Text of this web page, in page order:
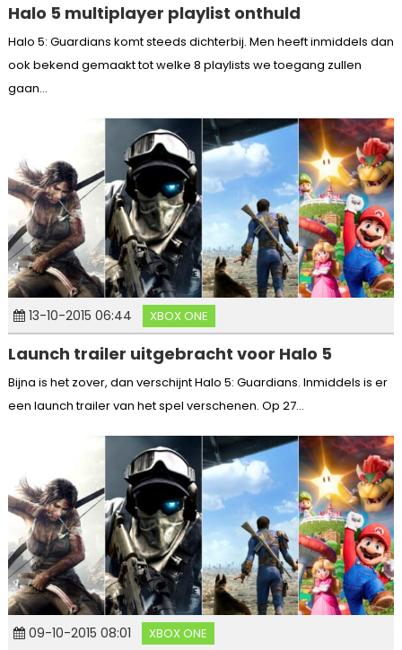
Halo 5 multiplayer playlist onthuld
Halo 5: Guardians komt steeds dichterbij. Men heeft inmiddels dan
ook bekend gemaakt tot welke 8 playlists we toegang zullen
gaan...
13-10-2015 06:44 XBOX ONE
Launch trailer uitgebracht voor Halo 5
Bijna is het zover, dan verschijnt Halo 5: Guardians. Inmiddels is er
een launch trailer van het spel verschenen. Op 27...
09-10-2015 08:01 XBOX ONE